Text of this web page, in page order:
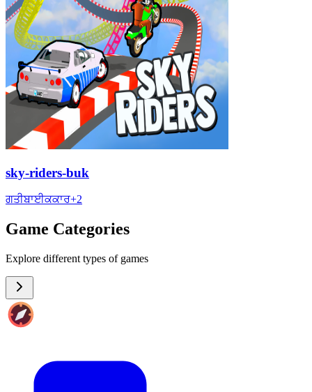
sky-riders-buk
ਗਤੀਬਾਈਕਕਾਰ+2
Game Categories
Explore different types of games